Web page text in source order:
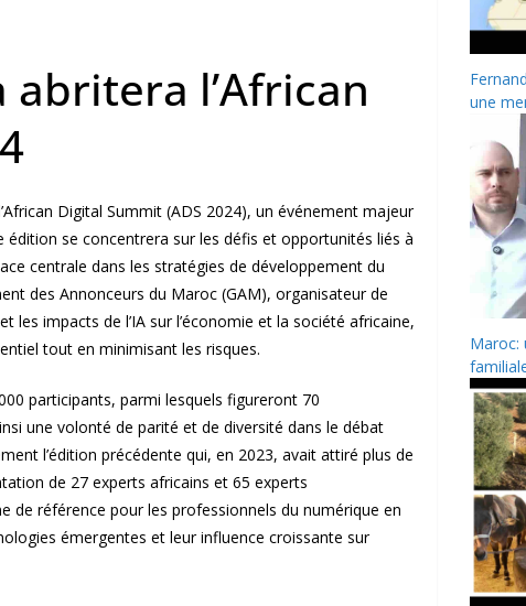
abritera l’African
Digital Summit (ADS 2024), un événement majeur
se concentrera sur les défis et opportunités liés à
centrale dans les stratégies de développement du
des Annonceurs du Maroc (GAM), organisateur de
les impacts de l’IA sur l’économie et la société africaine,
tout en minimisant les risques.
participants, parmi lesquels figureront 70
une volonté de parité et de diversité dans le débat
l’édition précédente qui, en 2023, avait attiré plus de
de 27 experts africains et 65 experts
de référence pour les professionnels du numérique en
émergentes et leur influence croissante sur
une
Maroc: